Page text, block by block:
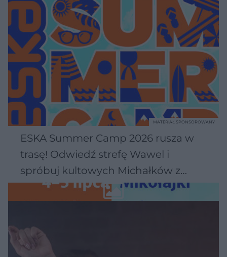
ESKA Summer Camp 2026 rusza w
trasę! Odwiedź strefę Wawel i
spróbuj kultowych Michałków z
Wawelu
MATERIAŁ SPONSOROWANY